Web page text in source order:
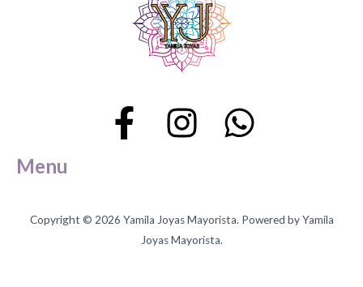
producto
Menu
Copyright © 2026 Yamila Joyas Mayorista. Powered by Yamila
Joyas Mayorista.